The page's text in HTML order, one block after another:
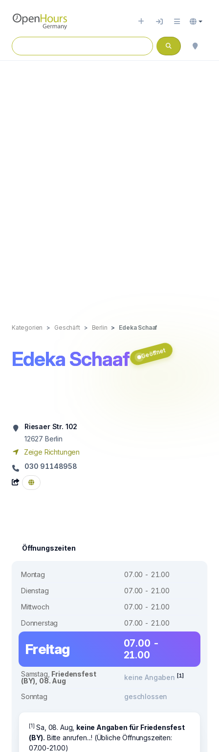
Kategorien Geschäft Berlin Edeka Schaaf
Edeka Schaaf Geöffnet
Riesaer Str. 102
12627 Berlin
Zeige Richtungen
030 91148958
Öffnungszeiten
Montag
07.00 - 21.00
Dienstag
07.00 - 21.00
Mittwoch
07.00 - 21.00
Donnerstag
07.00 - 21.00
Freitag
07.00 -
21.00
Samstag, Friedensfest
(BY), 08. Aug
keine Angaben [1]
Sonntag geschlossen
[1] Sa, 08. Aug, keine Angaben für Friedensfest
(BY). Bitte anrufen...! (Übliche Öffnungszeiten:
07.00-21.00)